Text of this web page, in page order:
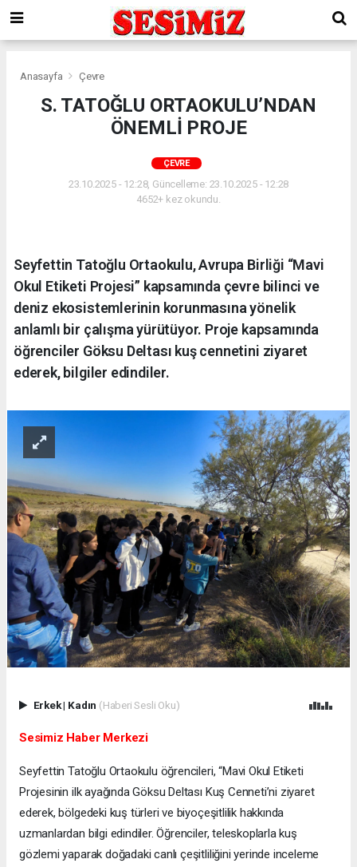
Anasayfa Çevre
S. TATOĞLU ORTAOKULU’NDAN
ÖNEMLİ PROJE
ÇEVRE
23.10.2025 - 12:28, Güncelleme: 23.10.2025 - 12:28
4652+ kez okundu.
Seyfettin Tatoğlu Ortaokulu, Avrupa Birliği “Mavi
Okul Etiketi Projesi” kapsamında çevre bilinci ve
deniz ekosistemlerinin korunmasına yönelik
anlamlı bir çalışma yürütüyor. Proje kapsamında
öğrenciler Göksu Deltası kuş cennetini ziyaret
ederek, bilgiler edindiler.
Erkek| Kadın (Haberi Sesli Oku)
Sesimiz Haber Merkezi
Seyfettin Tatoğlu Ortaokulu öğrencileri, “Mavi Okul Etiketi
Projesinin ilk ayağında Göksu Deltası Kuş Cenneti’ni ziyaret
ederek, bölgedeki kuş türleri ve biyoçeşitlilik hakkında
uzmanlardan bilgi edindiler. Öğrenciler, teleskoplarla kuş
gözlemi yaparak doğadaki canlı çeşitliliğini yerinde inceleme